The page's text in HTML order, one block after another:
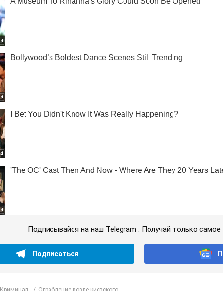
Подписывайся на наш Telegram . Получай только самое
Подписаться
Криминал Ограбление возле киевского...